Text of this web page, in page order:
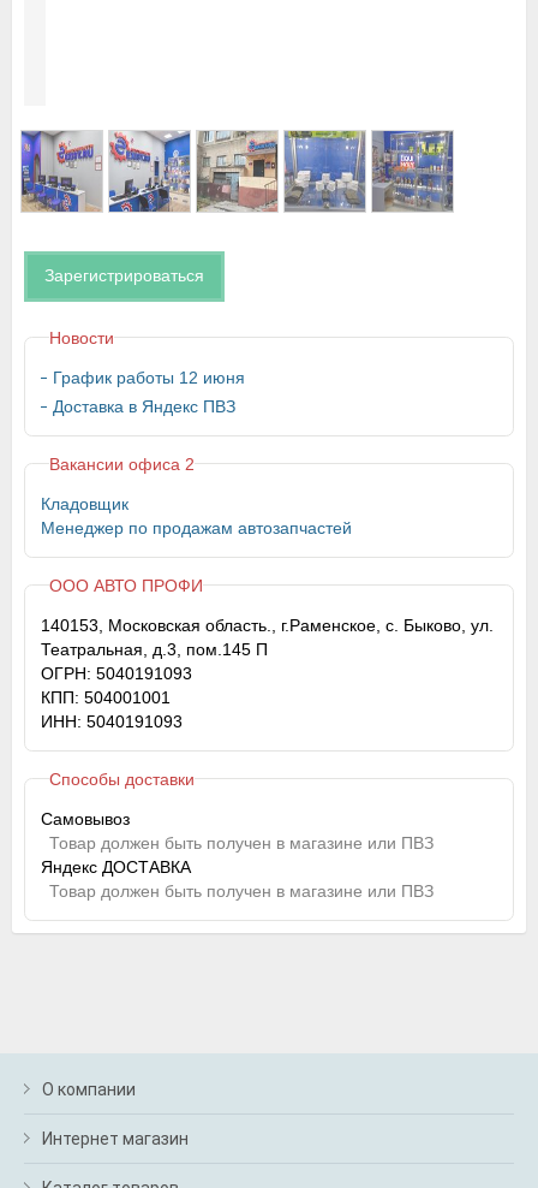
Зарегистрироваться
Новости
График работы 12 июня
Доставка в Яндекс ПВЗ
Вакансии офиса 2
Кладовщик
Менеджер по продажам автозапчастей
ООО АВТО ПРОФИ
140153, Московская область., г.Раменское, с. Быково, ул.
Театральная, д.3, пом.145 П
ОГРН: 5040191093
КПП: 504001001
ИНН: 5040191093
Способы доставки
Самовывоз
Товар должен быть получен в магазине или ПВЗ
Яндекс ДОСТАВКА
Товар должен быть получен в магазине или ПВЗ
О компании
Интернет магазин